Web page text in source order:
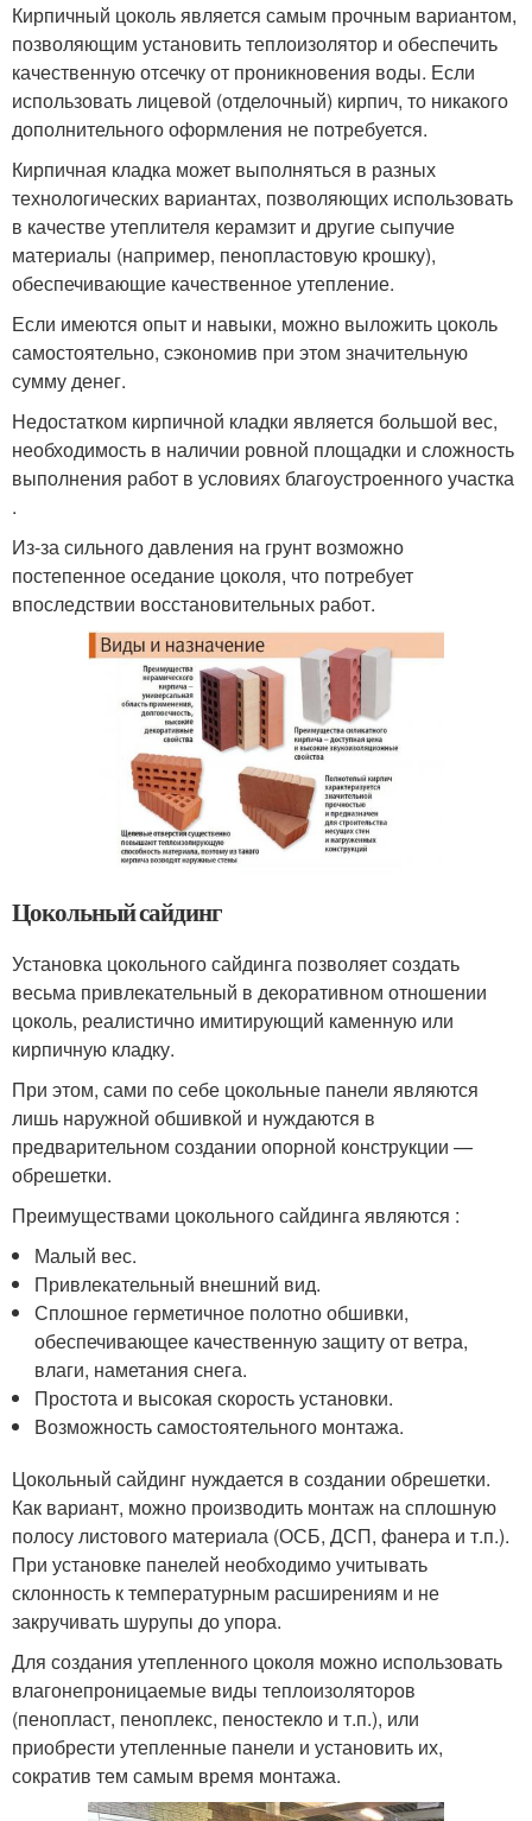
Кирпичный цоколь является самым прочным вариантом,
позволяющим установить теплоизолятор и обеспечить
качественную отсечку от проникновения воды. Если
использовать лицевой (отделочный) кирпич, то никакого
дополнительного оформления не потребуется.
Кирпичная кладка может выполняться в разных
технологических вариантах, позволяющих использовать
в качестве утеплителя керамзит и другие сыпучие
материалы (например, пенопластовую крошку),
обеспечивающие качественное утепление.
Если имеются опыт и навыки, можно выложить цоколь
самостоятельно, сэкономив при этом значительную
сумму денег.
Недостатком кирпичной кладки является большой вес,
необходимость в наличии ровной площадки и сложность
выполнения работ в условиях благоустроенного участка
.
Из-за сильного давления на грунт возможно
постепенное оседание цоколя, что потребует
впоследствии восстановительных работ.
Цокольный сайдинг
Установка цокольного сайдинга позволяет создать
весьма привлекательный в декоративном отношении
цоколь, реалистично имитирующий каменную или
кирпичную кладку.
При этом, сами по себе цокольные панели являются
лишь наружной обшивкой и нуждаются в
предварительном создании опорной конструкции —
обрешетки.
Преимуществами цокольного сайдинга являются :
Малый вес.
Привлекательный внешний вид.
Сплошное герметичное полотно обшивки,
обеспечивающее качественную защиту от ветра,
влаги, наметания снега.
Простота и высокая скорость установки.
Возможность самостоятельного монтажа.
Цокольный сайдинг нуждается в создании обрешетки.
Как вариант, можно производить монтаж на сплошную
полосу листового материала (ОСБ, ДСП, фанера и т.п.).
При установке панелей необходимо учитывать
склонность к температурным расширениям и не
закручивать шурупы до упора.
Для создания утепленного цоколя можно использовать
влагонепроницаемые виды теплоизоляторов
(пенопласт, пеноплекс, пеностекло и т.п.), или
приобрести утепленные панели и установить их,
сократив тем самым время монтажа.